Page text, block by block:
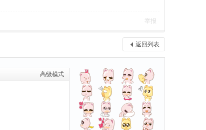
举报
返回列表
高级模式